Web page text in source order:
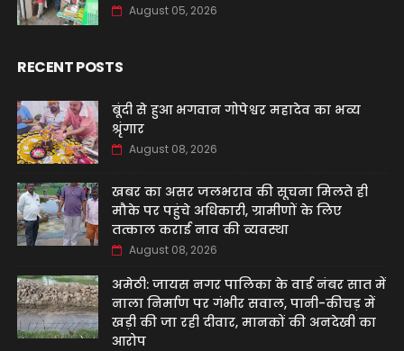
August 05, 2026
RECENT POSTS
बूंदी से हुआ भगवान गोपेश्वर महादेव का भव्य
श्रृंगार
August 08, 2026
खबर का असर जलभराव की सूचना मिलते ही
मौके पर पहुंचे अधिकारी, ग्रामीणों के लिए
तत्काल कराई नाव की व्यवस्था
August 08, 2026
अमेठी: जायस नगर पालिका के वार्ड नंबर सात में
नाला निर्माण पर गंभीर सवाल, पानी-कीचड़ में
खड़ी की जा रही दीवार, मानकों की अनदेखी का
आरोप